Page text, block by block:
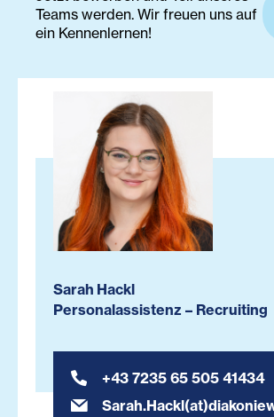
Teams werden. Wir freuen uns auf
ein Kennenlernen!
Sarah Hackl
Personalassistenz – Recruiting
+43 7235 65 505 41434